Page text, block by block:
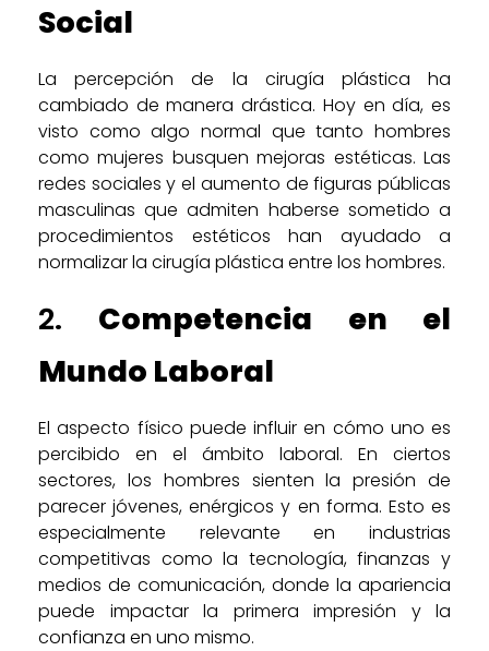
Social
La percepción de la cirugía plástica ha
cambiado de manera drástica. Hoy en día, es
visto como algo normal que tanto hombres
como mujeres busquen mejoras estéticas. Las
redes sociales y el aumento de figuras públicas
masculinas que admiten haberse sometido a
procedimientos estéticos han ayudado a
normalizar la cirugía plástica entre los hombres.
2. Competencia en el
Mundo Laboral
El aspecto físico puede influir en cómo uno es
percibido en el ámbito laboral. En ciertos
sectores, los hombres sienten la presión de
parecer jóvenes, enérgicos y en forma. Esto es
especialmente relevante en industrias
competitivas como la tecnología, finanzas y
medios de comunicación, donde la apariencia
puede impactar la primera impresión y la
confianza en uno mismo.